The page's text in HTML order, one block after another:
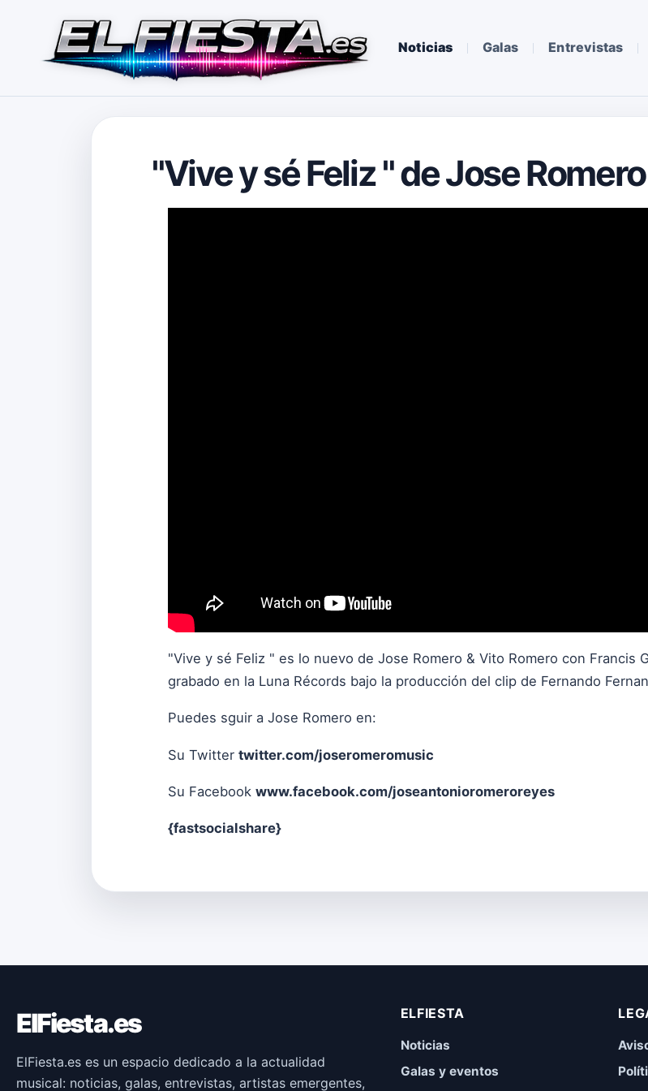
Noticias Galas Entrevistas
"Vive y sé Feliz " de Jose
"Vive y sé Feliz " es lo nuevo de Jose Romero & Vito Romero con Francis
grabado en la Luna Récords bajo la producción del clip de Fernando
Puedes sguir a Jose Romero en:
Su Twitter twitter.com/joseromeromusic
Su Facebook www.facebook.com/joseantonioromeroreyes
{fastsocialshare}
ElFiesta.es
ElFiesta.es es un espacio dedicado a la actualidad
musical: noticias, galas, entrevistas, artistas emergentes,
ELFIESTA
Noticias
Galas y eventos